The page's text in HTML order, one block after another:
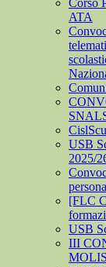
Corso
ATA
USB
2025/
[FLC
USB
III